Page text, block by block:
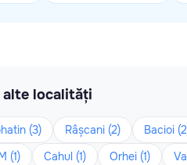
alte localități
(3) Râșcani (2) Bacioi
(1) Cahul (1) Orhei (1)